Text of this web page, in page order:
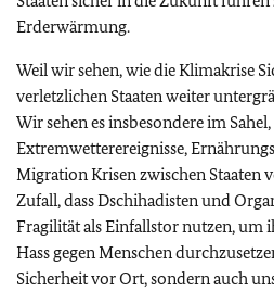
Erderwärmung.
Weil wir sehen, wie die Klimakrise
verletzlichen Staaten weiter
Wir sehen es insbesondere im
Extremwetterereignisse,
Migration Krisen zwischen Staaten
Zufall, dass Dschihadisten und
Fragilität als Einfallstor nutzen, um
Hass gegen Menschen
Sicherheit vor Ort, sondern auch